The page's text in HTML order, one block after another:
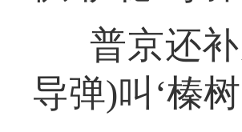
普京还
导弹)叫‘榛树